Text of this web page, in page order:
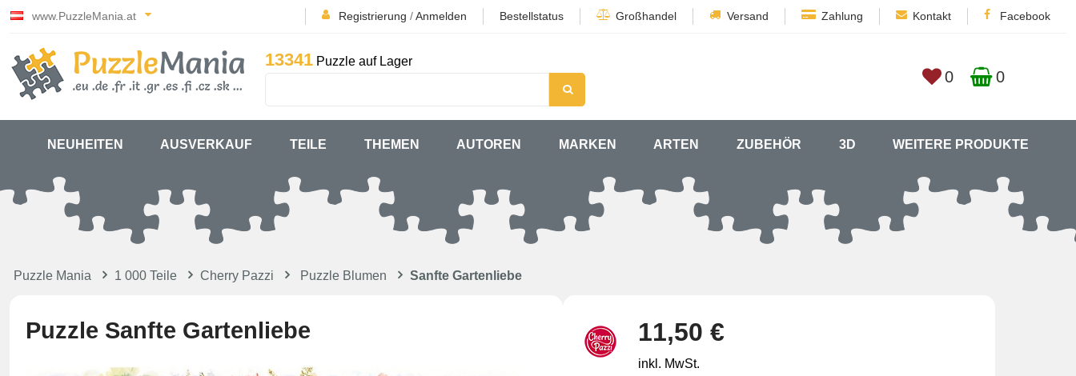
www.PuzzleMania.at Registrierung /Anmelden Bestellstatus Großhandel Versand Zahlung Kontakt Facebook
13341 Puzzle auf Lager
0 0
NEUHEITEN AUSVERKAUF TEILE THEMEN AUTOREN MARKEN ARTEN ZUBEHÖR 3D WEITERE PRODUKTE
Puzzle Mania 1 000 Teile Cherry Pazzi Puzzle Blumen Sanfte Gartenliebe
Puzzle Sanfte Gartenliebe 11,50 €
inkl. MwSt.